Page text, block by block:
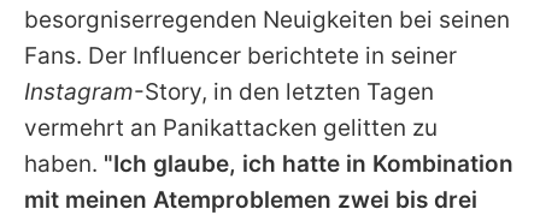
Datenschutzerklärung
Nutzungsbedingungen
Utiq verwalten
besorgniserregenden Neuigkeiten bei seinen
Fans. Der Influencer berichtete in seiner
Instagram-Story, in den letzten Tagen
vermehrt an Panikattacken gelitten zu
haben. "Ich glaube, ich hatte in Kombination
mit meinen Atemproblemen zwei bis drei